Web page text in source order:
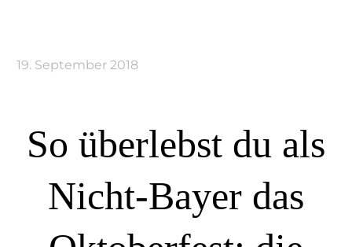
19. September 2018
So überlebst du als
Nicht-Bayer das